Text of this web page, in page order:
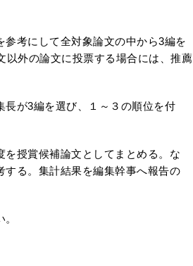
参考にして全対象論文の中から3編を
以外の論文に投票する場合には、推薦
長が3編を選び、１～３の順位を付
を授賞候補論文としてまとめる。な
る。集計結果を編集幹事へ報告の